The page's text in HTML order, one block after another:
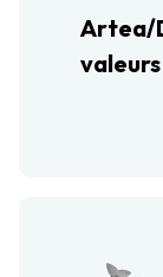
Artea/